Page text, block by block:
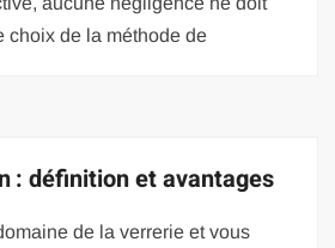
choix de la méthode de
: définition et avantages
de la verrerie et vous